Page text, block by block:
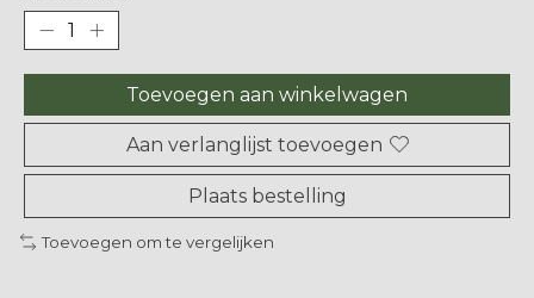
Toevoegen aan winkelwagen
Aan verlanglijst toevoegen
Plaats bestelling
Toevoegen om te vergelijken